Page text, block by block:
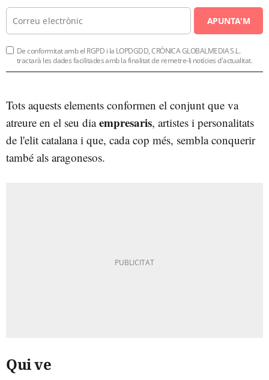
APUNTA'M
De conformitat amb el RGPD i la LOPDGDD, CRÒNICA GLOBALMEDIA S.L.
tractarà les dades facilitades amb la finalitat de remetre-li notícies d'actualitat.
Tots aquests elements conformen el conjunt que va
atreure en el seu diaempresaris, artistes i personalitats
de l'elit catalana i que, cada cop més, sembla conquerir
també als aragonesos.
Qui ve